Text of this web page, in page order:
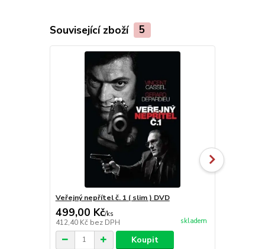
Související zboží 5
Veřejný nepřítel č. 1 ( slim ) DVD
499,00 Kč/ks
412,40 Kč bez DPH skladem
Koupit